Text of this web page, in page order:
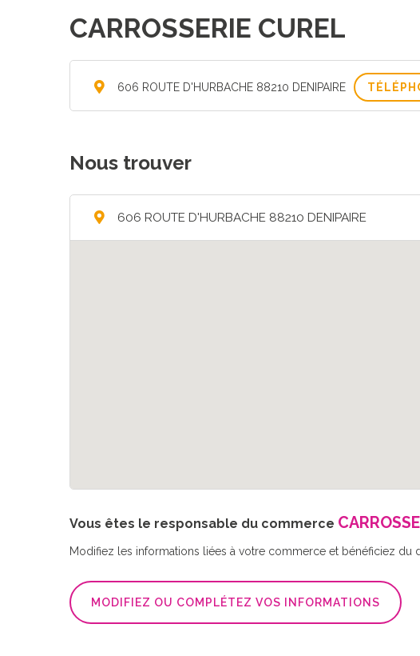
CARROSSERIE CUREL
606 ROUTE D'HURBACHE 88210 DENIPAIRE
Nous trouver
606 ROUTE D'HURBACHE 88210 DENIPAIRE
Vous êtes le responsable du commerce
Modifiez les informations liées à votre commerce et bénéficiez
MODIFIEZ OU COMPLÉTEZ VOS INFORMATIONS